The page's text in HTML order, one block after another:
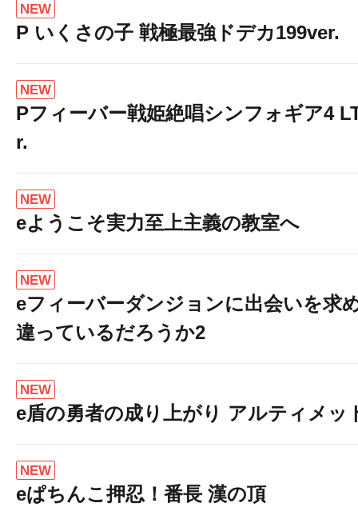
NEW
P いくさの子 戦極最強ドデカ199ver.
NEW
Pフィーバー戦姫絶唱シンフォギア4
r.
NEW
eようこそ実力至上主義の教室へ
NEW
eフィーバーダンジョンに出会いを求
違っているだろうか2
NEW
e盾の勇者の成り上がり アルティメッ
NEW
eぱちんこ押忍！番長 漢の頂